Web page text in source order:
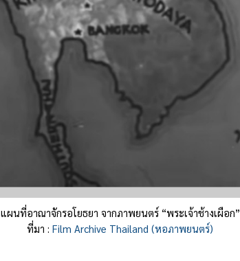
แผนที่อาณาจักรอโยธยา จากภาพยนตร์ “พระเจ้าช้างเผือก”
ที่มา : Film Archive Thailand (หอภาพยนตร์)